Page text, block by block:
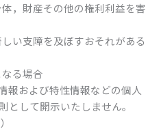
，財産その他の権利利益を害
い支障を及ぼすおそれがある
る場合
報および特性情報などの個人
して開示いたしません。